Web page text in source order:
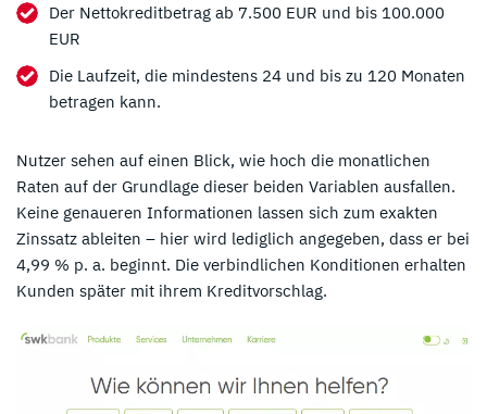
Der Nettokreditbetrag ab 7.500 EUR und bis 100.000
EUR
Die Laufzeit, die mindestens 24 und bis zu 120 Monaten
betragen kann.
Nutzer sehen auf einen Blick, wie hoch die monatlichen
Raten auf der Grundlage dieser beiden Variablen ausfallen.
Keine genaueren Informationen lassen sich zum exakten
Zinssatz ableiten – hier wird lediglich angegeben, dass er bei
4,99 % p. a. beginnt. Die verbindlichen Konditionen erhalten
Kunden später mit ihrem Kreditvorschlag.